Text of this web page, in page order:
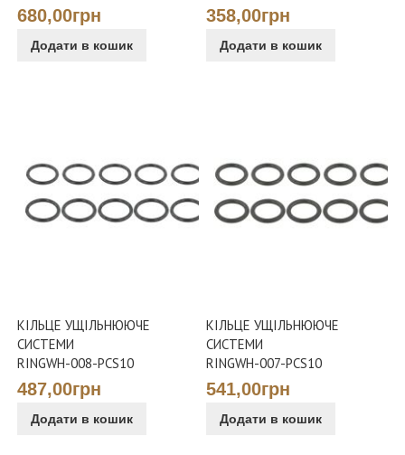
680,00грн
Додати в кошик
358,00грн
Додати в кошик
КІЛЬЦЕ УЩІЛЬНЮЮЧЕ
СИСТЕМИ
RINGWH-008-PCS10
487,00грн
Додати в кошик
КІЛЬЦЕ УЩІЛЬНЮЮЧЕ
СИСТЕМИ
RINGWH-007-PCS10
541,00грн
Додати в кошик